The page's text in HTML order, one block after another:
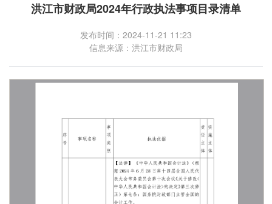
洪江市财政局2024年行政执法事项目录清单
发布时间：2024-11-21 11:23
信息来源：洪江市财政局